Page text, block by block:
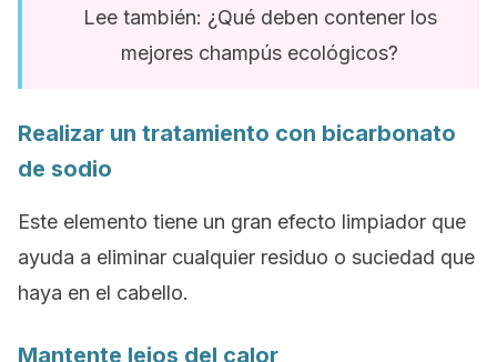
Lee también: ¿Qué deben contener los
mejores champús ecológicos?
Realizar un tratamiento con bicarbonato
de sodio
Este elemento tiene un gran efecto limpiador que
ayuda a eliminar cualquier residuo o suciedad que
haya en el cabello.
Mantente lejos del calor